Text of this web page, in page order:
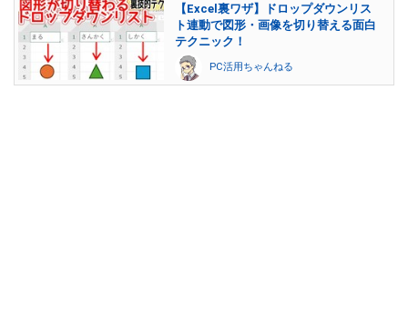
【Excel裏ワザ】ドロップダウンリス
ト連動で図形・画像を切り替える面白
テクニック！
PC活用ちゃんねる